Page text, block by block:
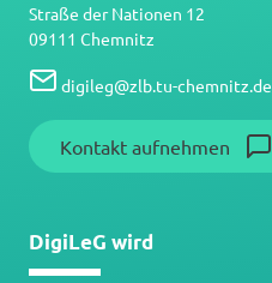
Straße der Nationen 12
09111 Chemnitz
digileg@zlb.tu-chemnitz.de
Kontakt aufnehmen
DigiLeG wird